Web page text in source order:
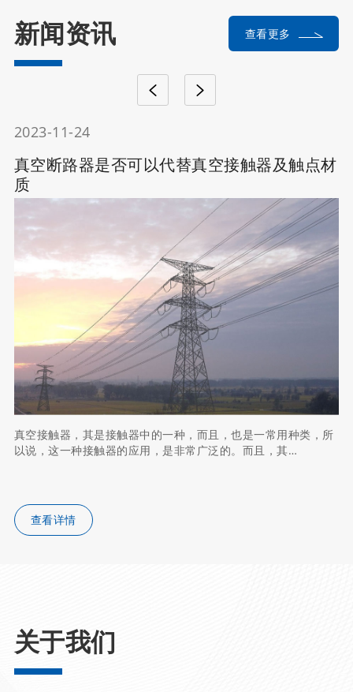
新闻资讯 查看更多
2023-11-24
真空断路器是否可以代替真空接触器及触点材
质
真空接触器，其是接触器中的一种，而且，也是一常用种类，所
以说，这一种接触器的应用，是非常广泛的。而且，其…
查看详情
关于我们